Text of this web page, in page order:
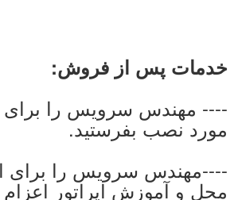
خدمات پس از فروش:
---- مهندس سرویس را برای
مورد نصب بفرستید.
----مهندس سرویس را برای
محل و آموزش اپراتور اعزام